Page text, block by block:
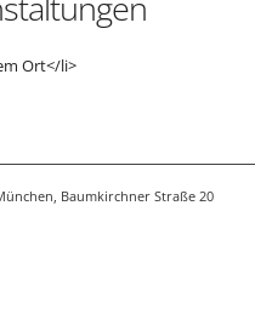
Ort</li>
Baumkirchner Straße 20